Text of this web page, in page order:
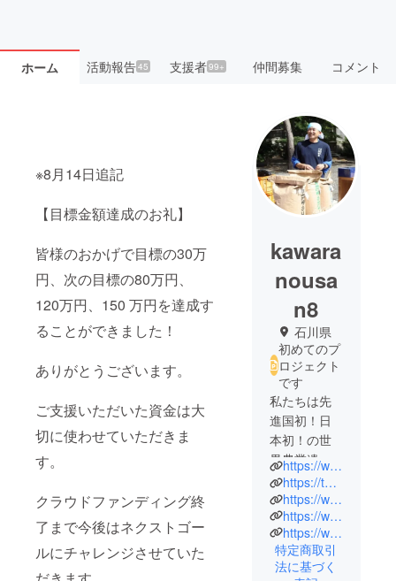
ホーム 活動報告45 支援者99+ 仲間募集 コメント
※8月14日追記
【目標金額達成のお礼】
皆様のおかげで目標の30万
円、次の目標の80万円、
120万円、150 万円を達成す
ることができました！
ありがとうございます。
ご支援いただいた資金は大
切に使わせていただきま
す。
クラウドファンディング終
了まで今後はネクストゴー
ルにチャレンジさせていた
kawara
nousa
n8
石川県
初めてのプ
ロジェクト
です
私たちは先
進国初！日
本初！の世
界農業遺産
認定の地、
能登半島の
輪島で農業
を展開して
います。
お米約33万
https://www.kawaranousan.com/
https://twitter.com/kawaranousan
https://www.instagram.com/kawaranousan/
https://www.facebook.com/kawaranousan
https://www.instagram.com/oukikawara/
特定商取引
法に基づく